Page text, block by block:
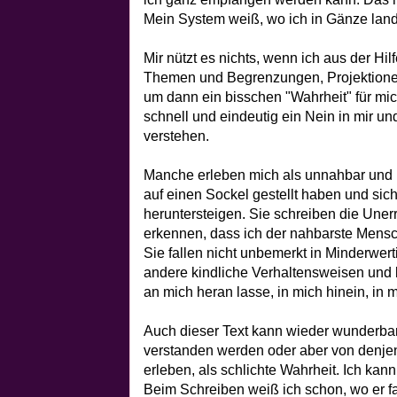
Mein System weiß, wo ich in Gänze
Mir nützt es nichts, wenn ich aus der
Themen und Begrenzungen,
um dann ein bisschen "Wahrheit" für
schnell und eindeutig ein Nein in mir
verstehen.
Manche erleben mich als unnahbar
auf einen Sockel gestellt haben und
heruntersteigen. Sie schreiben die
erkennen, dass ich der nahbarste
Sie fallen nicht unbemerkt in
andere kindliche Verhaltensweisen
an mich heran lasse, in mich hinein, in
Auch dieser Text kann wieder
verstanden werden oder aber von
erleben, als schlichte Wahrheit. Ich
Beim Schreiben weiß ich schon, wo er